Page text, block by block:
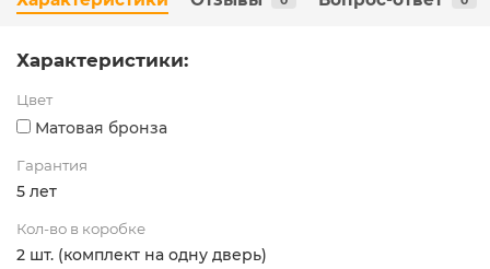
Характеристики:
Цвет
Матовая бронза
Гарантия
5 лет
Кол-во в коробке
2 шт. (комплект на одну дверь)